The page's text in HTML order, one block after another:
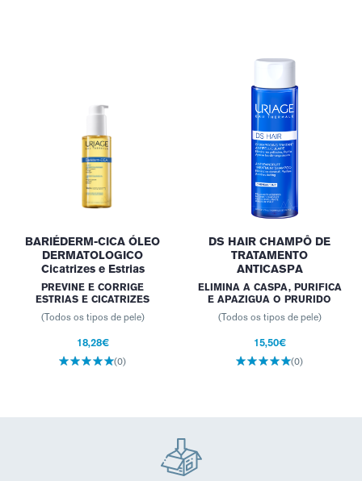
BARIÉDERM-CICA ÓLEO
DERMATOLOGICO
Cicatrizes e Estrias
PREVINE E CORRIGE
ESTRIAS E CICATRIZES
(Todos os tipos de pele)
18,28€
(0)
DS HAIR CHAMPÔ DE
TRATAMENTO
ANTICASPA
ELIMINA A CASPA, PURIFICA
E APAZIGUA O PRURIDO
(Todos os tipos de pele)
15,50€
(0)